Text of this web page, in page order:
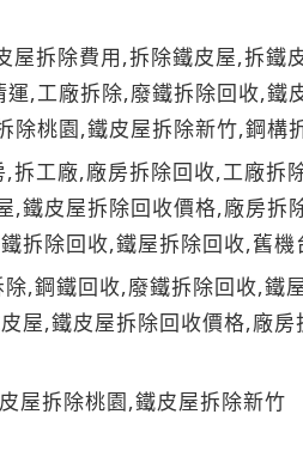
拆除費用,拆除鐵皮屋,拆鐵
,工廠拆除,廢鐵拆除回收,鐵
桃園,鐵皮屋拆除新竹,鋼構
工廠,廠房拆除回收,工廠拆
鐵皮屋拆除回收價格,廠房拆
拆除回收,鐵屋拆除回收,舊
,鋼鐵回收,廢鐵拆除回收,鐵
屋,鐵皮屋拆除回收價格,廠
屋拆除桃園,鐵皮屋拆除新竹